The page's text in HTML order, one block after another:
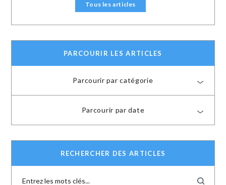
Tous les articles
PARCOURIR LES ARTICLES
Parcourir par catégorie
Parcourir par date
RECHERCHER DES ARTICLES